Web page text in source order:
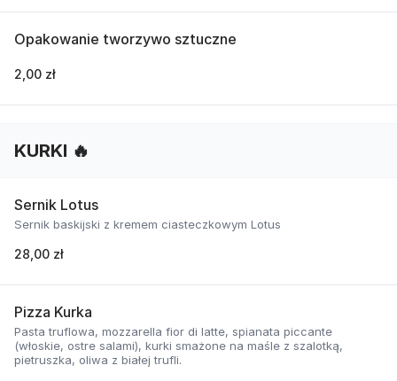
Opakowanie tworzywo sztuczne
2,00 zł
KURKI 🔥
Sernik Lotus
Sernik baskijski z kremem ciasteczkowym Lotus
28,00 zł
Pizza Kurka
Pasta truflowa, mozzarella fior di latte, spianata piccante
(włoskie, ostre salami), kurki smażone na maśle z szalotką,
pietruszka, oliwa z białej trufli.